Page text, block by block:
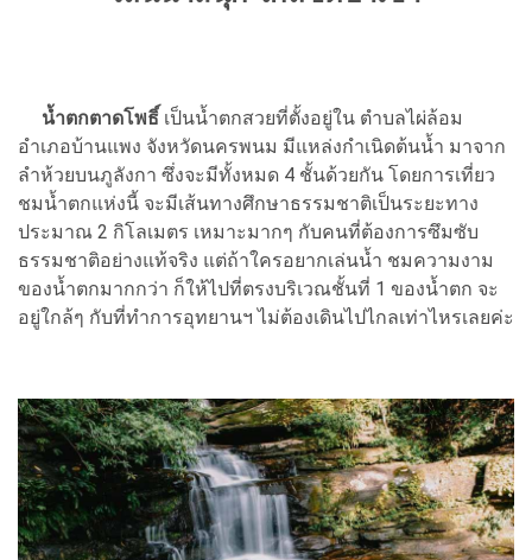
น้ำตกตาดโพธิ์ เป็นน้ำตกสวยที่ตั้งอยู่ใน ตำบลไผ่ล้อม
อำเภอบ้านแพง จังหวัดนครพนม มีแหล่งกำเนิดต้นน้ำ มาจาก
ลำห้วยบนภูลังกา ซึ่งจะมีทั้งหมด 4 ชั้นด้วยกัน โดยการเที่ยว
ชมน้ำตกแห่งนี้ จะมีเส้นทางศึกษาธรรมชาติเป็นระยะทาง
ประมาณ 2 กิโลเมตร เหมาะมากๆ กับคนที่ต้องการซึมซับ
ธรรมชาติอย่างแท้จริง แต่ถ้าใครอยากเล่นน้ำ ชมความงาม
ของน้ำตกมากกว่า ก็ให้ไปที่ตรงบริเวณชั้นที่ 1 ของน้ำตก จะ
อยู่ใกล้ๆ กับที่ทำการอุทยานฯ ไม่ต้องเดินไปไกลเท่าไหรเลยค่ะ